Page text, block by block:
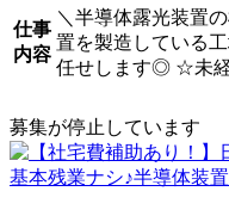
仕事
内容
＼半導体露光装置
置を製造している
任せします◎ ☆未
募集が停止しています